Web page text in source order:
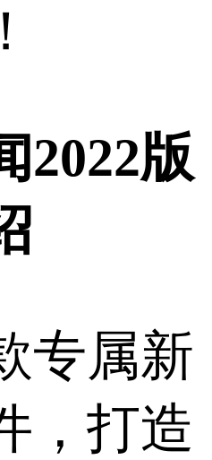
2022版
专属新
，打造